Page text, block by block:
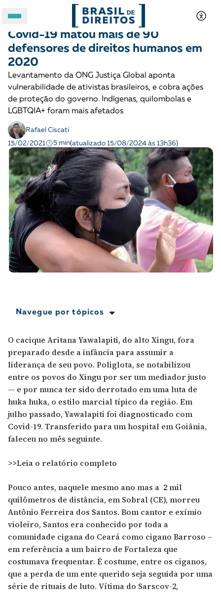
A BRASIL DE DIREITOS
ASSUNTOS
FORMATOS
Apoie a Brasil de Direitos
A [BD] conta as histórias de quem defende
direitos humanos no Brasil. Para continuar,
esse trabalho precisa da sua doação!
VEJA COMO APOIAR!
MOBILIZAÇÃO E ARTICULAÇÃO
Notícias
Covid-19 matou mais de 90
defensores de direitos humanos em
2020
Levantamento da ONG Justiça Global aponta
vulnerabilidade de ativistas brasileiros, e cobra ações
de proteção do governo. Indígenas, quilombolas e
LGBTQIA+ foram mais afetados
Rafael Ciscati
15/02/2021
5 min(atualizado 15/08/2024 às 13h36)
Navegue por tópicos
O cacique Aritana Yawalapiti, do alto Xingu, fora
preparado desde a infância para assumir a
liderança de seu povo. Poliglota, se notabilizou
entre os povos do Xingu por ser um mediador justo
— e por nunca ter sido derrotado em uma luta de
huka huka, o estilo marcial típico da região. Em
julho passado, Yawalapiti foi diagnosticado com
Covid-19. Transferido para um hospital em Goiânia,
faleceu no mês seguinte.
>>Leia o relatório completo
Pouco antes, naquele mesmo ano mas a 2 mil
quilômetros de distância, em Sobral (CE), morreu
Antônio Ferreira dos Santos. Bom cantor e exímio
violeiro, Santos era conhecido por toda a
comunidade cigana do Ceará como cigano Barroso –
em referência a um bairro de Fortaleza que
costumava frequentar. É costume, entre os ciganos,
que a perda de um ente querido seja seguida por uma
série de rituais de luto. Vítima do Sarscov-2,